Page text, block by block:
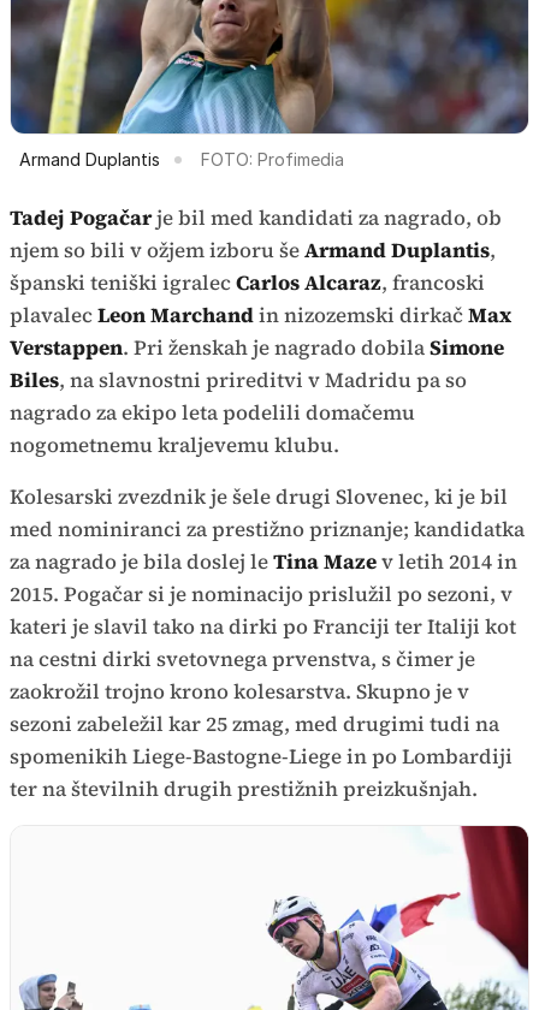
Armand Duplantis FOTO: Profimedia
Tadej Pogačarje bil med kandidati za nagrado, ob
njem so bili v ožjem izboru šeArmand Duplantis,
španski teniški igralecCarlos Alcaraz, francoski
plavalecLeon Marchandin nizozemski dirkačMax
Verstappen. Pri ženskah je nagrado dobilaSimone
Biles, na slavnostni prireditvi v Madridu pa so
nagrado za ekipo leta podelili domačemu
nogometnemu kraljevemu klubu.
Kolesarski zvezdnik je šele drugi Slovenec, ki je bil
med nominiranci za prestižno priznanje; kandidatka
za nagrado je bila doslej leTina Mazev letih 2014 in
2015. Pogačar si je nominacijo prislužil po sezoni, v
kateri je slavil tako na dirki po Franciji ter Italiji kot
na cestni dirki svetovnega prvenstva, s čimer je
zaokrožil trojno krono kolesarstva. Skupno je v
sezoni zabeležil kar 25 zmag, med drugimi tudi na
spomenikih Liege-Bastogne-Liege in po Lombardiji
ter na številnih drugih prestižnih preizkušnjah.